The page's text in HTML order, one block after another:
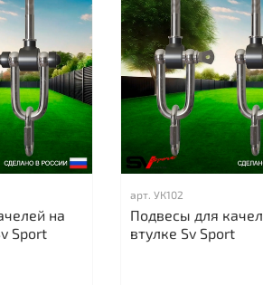
на
Sport
арт. УК102
Подвесы для
втулке Sv Sport